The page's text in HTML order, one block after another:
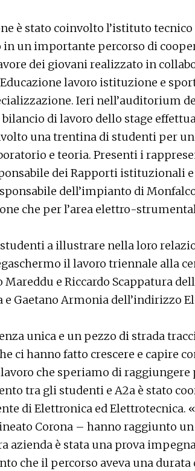
è stato coinvolto l’istituto
in un importante percorso di
dei giovani realizzato in
lavoro istituzione e
Ieri nell’auditorium
di lavoro dello stage
una trentina di studenti per
e teoria. Presenti i
dei Rapporti istituzionali
dell’impianto di
che per l’area elettro-
a illustrare nella loro
il lavoro triennale alla
Mareddu e Riccardo Scappatura
e Gaetano Armonia dell’indirizzo
unica e un pezzo di strada
ci hanno fatto crescere e capire
che speriamo di
tra gli studenti e A2a è stato
di Elettronica ed Elettrotecnica.
Corona – hanno raggiunto
azienda è stata una prova
che il percorso aveva una